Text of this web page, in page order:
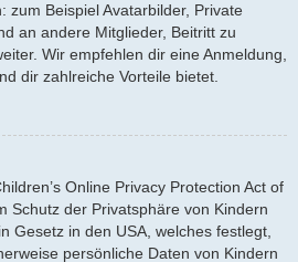
zum Beispiel Avatarbilder, Private
an andere Mitglieder, Beitritt zu
Wir empfehlen dir eine Anmeldung,
dir zahlreiche Vorteile bietet.
Online Privacy Protection Act of
Schutz der Privatsphäre von Kindern
Gesetz in den USA, welches festlegt,
persönliche Daten von Kindern